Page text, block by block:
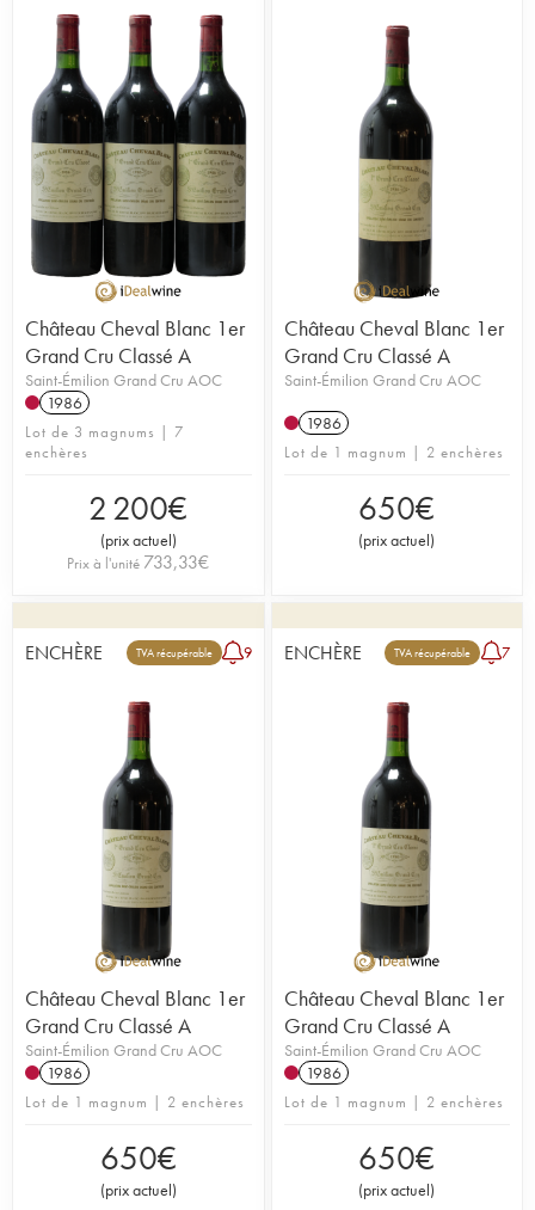
Château Cheval Blanc 1er
Grand Cru Classé A
Saint-Émilion Grand Cru AOC
1986
Lot de 3 magnums | 7
enchères
2 200€
(prix actuel)
Prix à l'unité 733,33€
Château Cheval Blanc 1er
Grand Cru Classé A
Saint-Émilion Grand Cru AOC
1986
Lot de 1 magnum | 2 enchères
650€
(prix actuel)
ENCHÈRE TVA récupérable 9
Château Cheval Blanc 1er
Grand Cru Classé A
Saint-Émilion Grand Cru AOC
1986
Lot de 1 magnum | 2 enchères
650€
(prix actuel)
ENCHÈRE TVA récupérable 7
Château Cheval Blanc 1er
Grand Cru Classé A
Saint-Émilion Grand Cru AOC
1986
Lot de 1 magnum | 2 enchères
650€
(prix actuel)